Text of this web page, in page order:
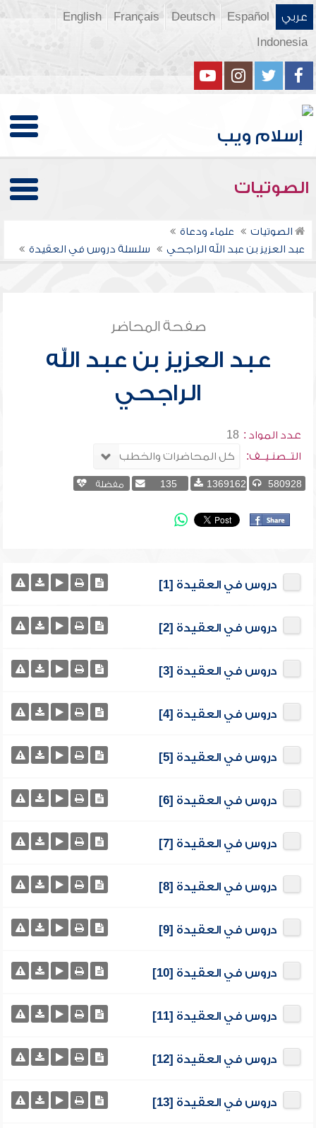
عربي Español
Deutsch
Français
English
Indonesia
الصوتيات
الصوتيات
علماء ودعاة
عبد العزيز بن عبد الله الراجحي
سلسلة دروس في العقيدة
صفحة المحاضر
عبد العزيز بن عبد الله
الراجحي
عدد المواد : 18
التــصنـيــف:
580928
1369162
135 مفضلة
دروس في العقيدة [1]
دروس في العقيدة [2]
دروس في العقيدة [3]
دروس في العقيدة [4]
دروس في العقيدة [5]
دروس في العقيدة [6]
دروس في العقيدة [7]
دروس في العقيدة [8]
دروس في العقيدة [9]
دروس في العقيدة [10]
دروس في العقيدة [11]
دروس في العقيدة [12]
دروس في العقيدة [13]